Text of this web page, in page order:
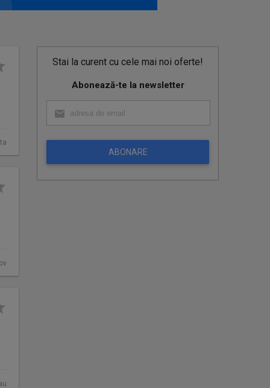
Stai la curent cu cele mai noi oferte!
Abonează-te la newsletter
ABONARE